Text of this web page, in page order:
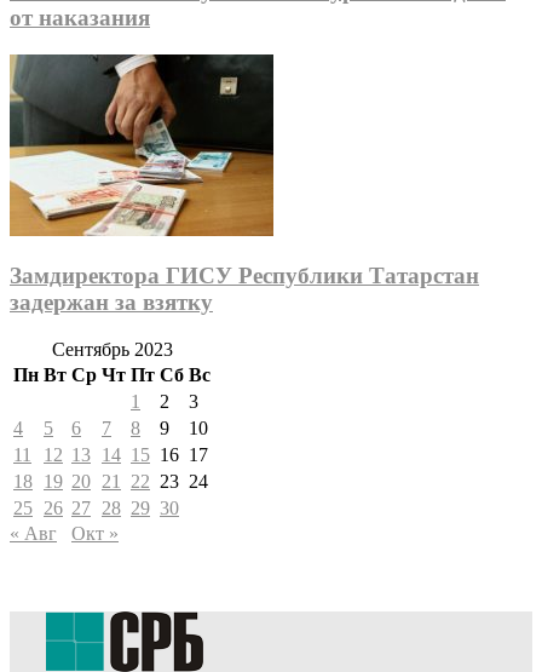
от наказания
Замдиректора ГИСУ Республики Татарстан
задержан за взятку
Сентябрь 2023
Пн Вт Ср Чт Пт Сб Вс
1
2
3
4
5 6 7 8 9
10
11
12 13 14 15 16 17
18 19 20 21 22 23 24
25 26 27 28 29 30
« Авг
Окт »